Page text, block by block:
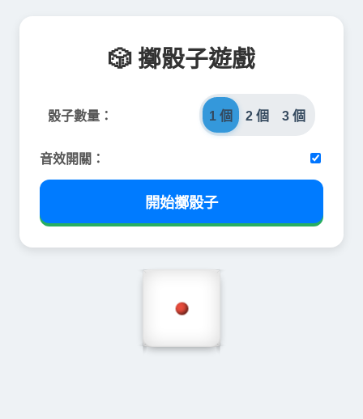
🎲 擲骰子遊戲
骰子數量： 1 個 2 個 3 個
音效開關：
開始擲骰子